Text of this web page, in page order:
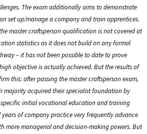
The exam additionally aims to demonstrate
set up/manage a company and train apprentices.
master craftsperson qualification is not covered at
statistics as it does not build on any formal
– it has not been possible to date to prove
objective is actually achieved. But the results of
this: after passing the master craftsperson exam,
majority acquired their specialist foundation by
initial vocational education and training
years of company practice very frequently advance
more managerial and decision-making powers. But